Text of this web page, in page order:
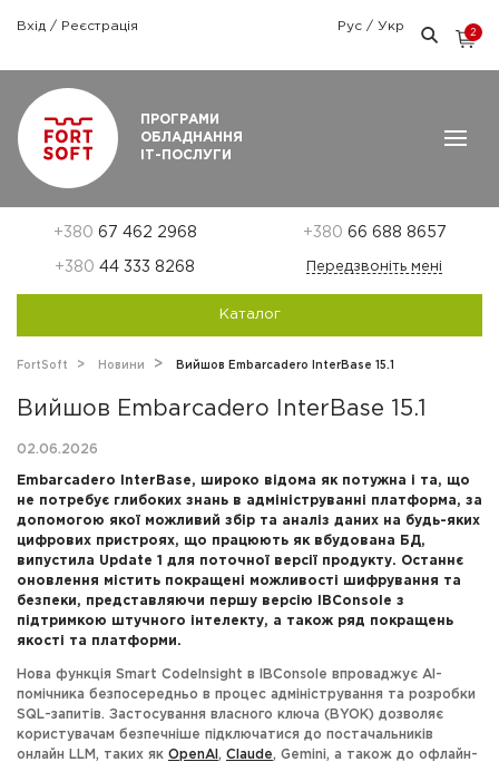
Вхід / Реєстрація Рус / Укр
2
ПРОГРАМИ
ОБЛАДНАННЯ
ІТ-ПОСЛУГИ
+380 67 462 2968 +380 66 688 8657
+380 44 333 8268 Передзвоніть мені
Каталог
FortSoft Новини Вийшов Embarcadero InterBase 15.1
Вийшов Embarcadero InterBase 15.1
02.06.2026
Embarcadero InterBase, широко відома як потужна і та, що
не потребує глибоких знань в адмініструванні платформа, за
допомогою якої можливий збір та аналіз даних на будь-яких
цифрових пристроях, що працюють як вбудована БД,
випустила Update 1 для поточної версії продукту. Останнє
оновлення містить покращені можливості шифрування та
безпеки, представляючи першу версію IBConsole з
підтримкою штучного інтелекту, а також ряд покращень
якості та платформи.
Нова функція Smart CodeInsight в IBConsole впроваджує AI-
помічника безпосередньо в процес адміністрування та розробки
SQL-запитів. Застосування власного ключа (BYOK) дозволяє
користувачам безпечніше підключатися до постачальників
онлайн LLM, таких як OpenAI , Claude, Gemini, а також до офлайн-